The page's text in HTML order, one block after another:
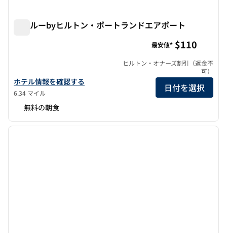
トゥルーbyヒルトン・ポートランドエアポート
トゥルーbyヒルトン・ポートランド・エアポートのホテルの詳細
ホテル情報を確認する
6.34 マイル
最安値* $110
ヒルトン・オナーズ割引（返金不
可）
日付を選択
無料の朝食
1/12
1/12
前の画像 次の